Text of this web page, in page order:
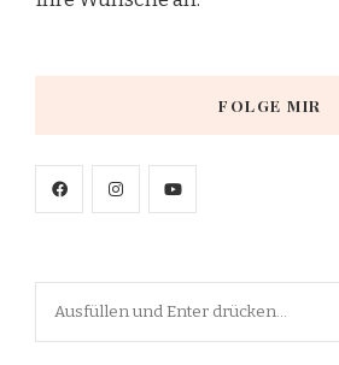
FOLGE MIR